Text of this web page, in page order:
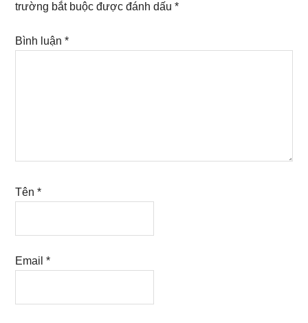
trường bắt buộc được đánh dấu*
Bình luận*
Tên*
Email*